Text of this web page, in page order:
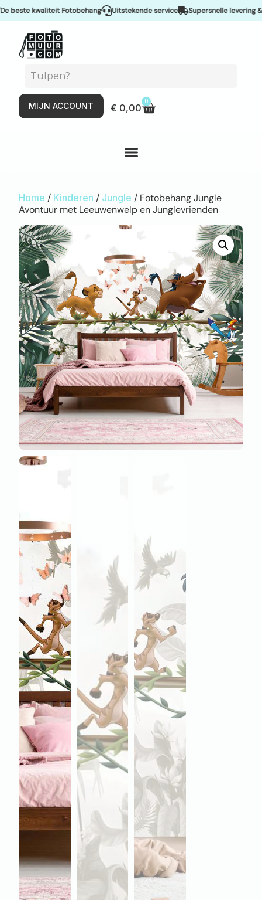
kwaliteit Fotobehang Uitstekende service Supersnelle levering &
MIJN ACCOUNT € 0,00
0
Home / Kinderen / Jungle / Fotobehang Jungle
Avontuur met Leeuwenwelp en Junglevrienden